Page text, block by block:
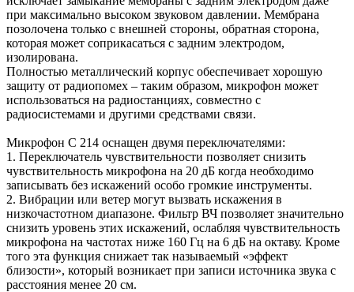
при максимально высоком звуковом давлении. Мембрана
позолочена только с внешней стороны, обратная сторона,
которая может соприкасаться с задним электродом,
изолирована.
Полностью металлический корпус обеспечивает хорошую
защиту от радиопомех – таким образом, микрофон может
использоваться на радиостанциях, совместно с
радиосистемами и другими средствами связи.
Микрофон С 214 оснащен двумя переключателями:
1. Переключатель чувствительности позволяет снизить
чувствительность микрофона на 20 дБ когда необходимо
записывать без искажений особо громкие инструменты.
2. Вибрации или ветер могут вызвать искажения в
низкочастотном диапазоне. Фильтр ВЧ позволяет значительно
снизить уровень этих искажений, ослабляя чувствительность
микрофона на частотах ниже 160 Гц на 6 дБ на октаву. Кроме
того эта функция снижает так называемый «эффект
близости», который возникает при записи источника звука с
расстояния менее 20 см.